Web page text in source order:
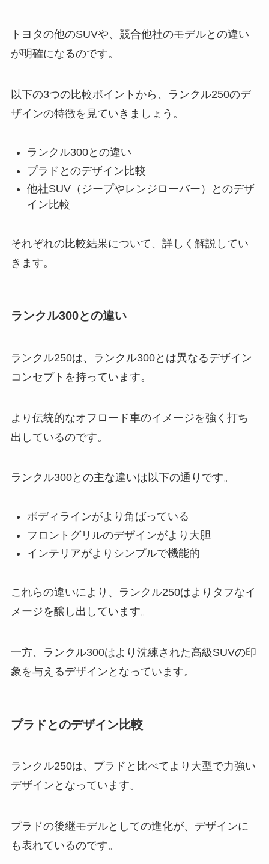
トヨタの他のSUVや、競合他社のモデルとの違い
が明確になるのです。
以下の3つの比較ポイントから、ランクル250のデ
ザインの特徴を見ていきましょう。
ランクル300との違い
プラドとのデザイン比較
他社SUV（ジープやレンジローバー）とのデザ
イン比較
それぞれの比較結果について、詳しく解説してい
きます。
ランクル300との違い
ランクル250は、ランクル300とは異なるデザイン
コンセプトを持っています。
より伝統的なオフロード車のイメージを強く打ち
出しているのです。
ランクル300との主な違いは以下の通りです。
ボディラインがより角ばっている
フロントグリルのデザインがより大胆
インテリアがよりシンプルで機能的
これらの違いにより、ランクル250はよりタフなイ
メージを醸し出しています。
一方、ランクル300はより洗練された高級SUVの印
象を与えるデザインとなっています。
プラドとのデザイン比較
ランクル250は、プラドと比べてより大型で力強い
デザインとなっています。
プラドの後継モデルとしての進化が、デザインに
も表れているのです。